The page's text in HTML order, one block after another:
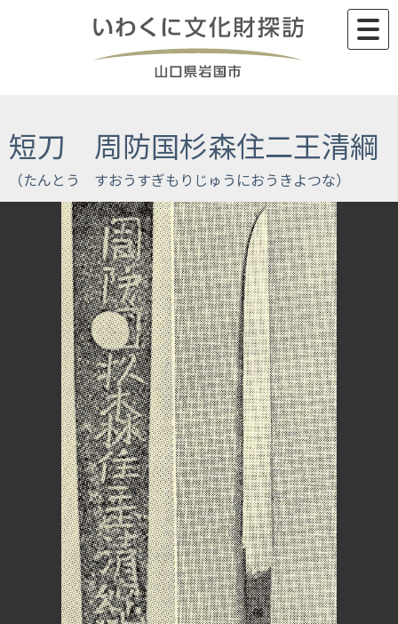
短刀 周防国杉森住二王清綱